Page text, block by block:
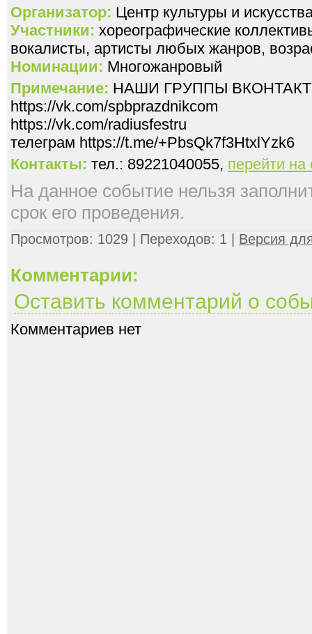
Организатор: Центр культуры и
Участники: хореографические
вокалисты, артисты любых жанров,
Номинации: Многожанровый
Примечание: НАШИ ГРУППЫ
https://vk.com/spbprazdnikcom
https://vk.com/radiusfestru
телеграм https://t.me/+PbsQk7f3HtxlYzk6
Контакты: тел.: 89221040055, перейти на
На данное событие нельзя
срок его проведения.
Просмотров: 1029 | Переходов: 1 | Версия
Комментарии:
Оставить комментарий о
Комментариев нет